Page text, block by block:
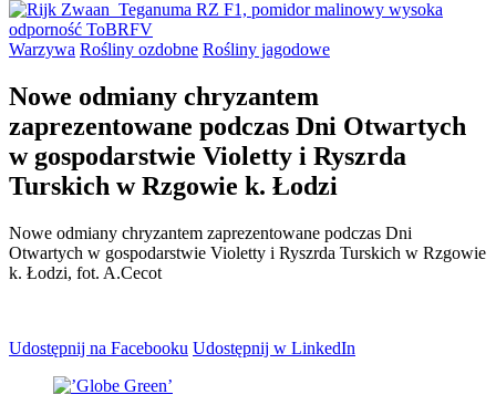
Warzywa Rośliny ozdobne Rośliny jagodowe
Nowe odmiany chryzantem
zaprezentowane podczas Dni Otwartych
w gospodarstwie Violetty i Ryszrda
Turskich w Rzgowie k. Łodzi
Nowe odmiany chryzantem zaprezentowane podczas Dni
Otwartych w gospodarstwie Violetty i Ryszrda Turskich w Rzgowie
k. Łodzi, fot. A.Cecot
Udostępnij na Facebooku Udostępnij w LinkedIn